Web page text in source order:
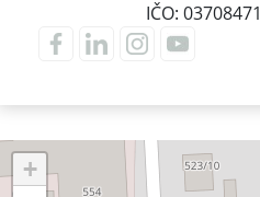
IČO: 03708471
+